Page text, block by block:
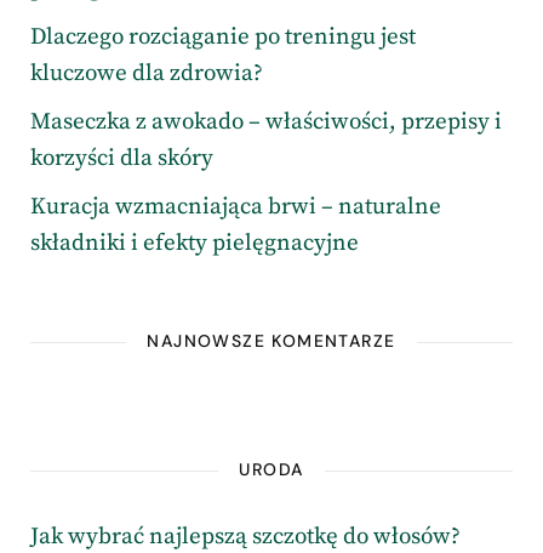
Dlaczego rozciąganie po treningu jest
kluczowe dla zdrowia?
Maseczka z awokado – właściwości, przepisy i
korzyści dla skóry
Kuracja wzmacniająca brwi – naturalne
składniki i efekty pielęgnacyjne
NAJNOWSZE KOMENTARZE
URODA
Jak wybrać najlepszą szczotkę do włosów?